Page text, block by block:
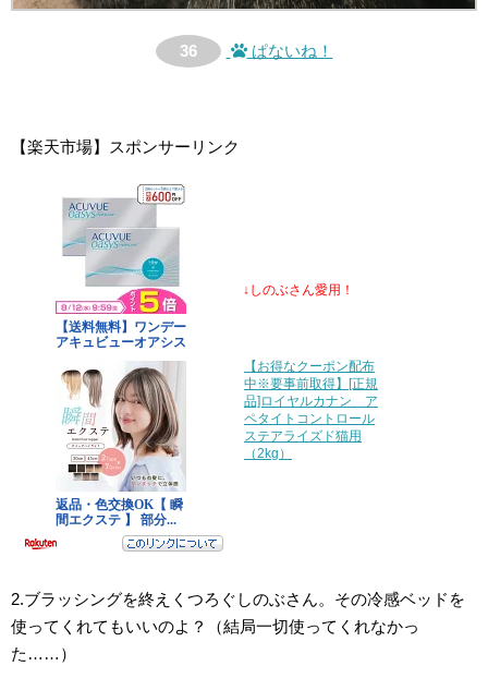
36 ぱないね！
【楽天市場】スポンサーリンク
↓しのぶさん愛用！
【お得なクーポン配布
中※要事前取得】[正規
品]ロイヤルカナン ア
ペタイトコントロール
ステアライズド猫用
（2kg）
2.ブラッシングを終えくつろぐしのぶさん。その冷感ベッドを
使ってくれてもいいのよ？（結局一切使ってくれなかっ
た……）